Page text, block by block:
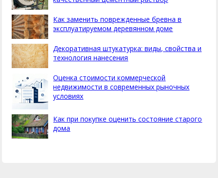
Как заменить поврежденные бревна в
эксплуатируемом деревянном доме
Декоративная штукатурка: виды, свойства и
технология нанесения
Оценка стоимости коммерческой
недвижимости в современных рыночных
условиях
Как при покупке оценить состояние старого
дома